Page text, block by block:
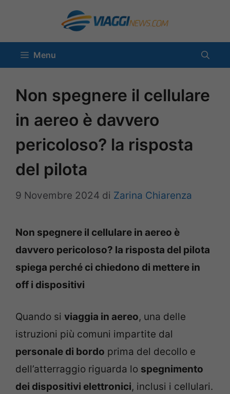
contenuto
Menu
Non spegnere il cellulare
in aereo è davvero
pericoloso? la risposta
del pilota
9 Novembre 2024 di Zarina Chiarenza
Non spegnere il cellulare in aereo è
davvero pericoloso? la risposta del pilota
spiega perché ci chiedono di mettere in
off i dispositivi
Quando si viaggia in aereo, una delle
istruzioni più comuni impartite dal
personale di bordo prima del decollo e
dell’atterraggio riguarda lo spegnimento
dei dispositivi elettronici, inclusi i cellulari.